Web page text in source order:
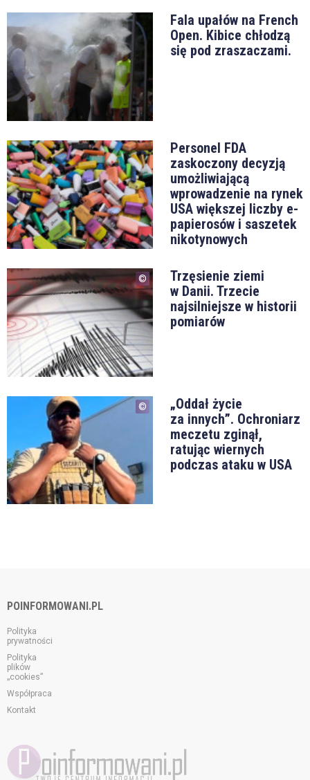
Fala upałów na French
Open. Kibice chłodzą
się pod zraszaczami.
Personel FDA
zaskoczony decyzją
umożliwiającą
wprowadzenie na rynek
USA większej liczby e-
papierosów i saszetek
nikotynowych
Trzęsienie ziemi
w Danii. Trzecie
najsilniejsze w historii
pomiarów
„Oddał życie
za innych”. Ochroniarz
meczetu zginął,
ratując wiernych
podczas ataku w USA
POINFORMOWANI.PL
Polityka
prywatności
Polityka
plików
„cookies”
Współpraca
Kontakt